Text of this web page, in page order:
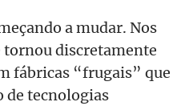
a mudar. Nos
tornou discretamente
fábricas “frugais” que
de tecnologias